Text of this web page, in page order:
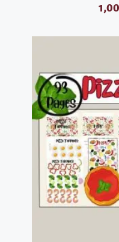
1,00